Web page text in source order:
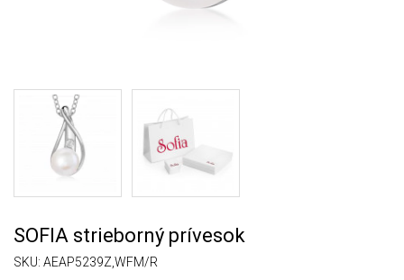
SOFIA strieborný prívesok
SKU: AEAP5239Z,WFM/R